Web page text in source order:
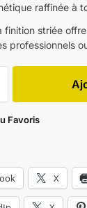
raffinée à
finition striée
professionnels
Favoris
X